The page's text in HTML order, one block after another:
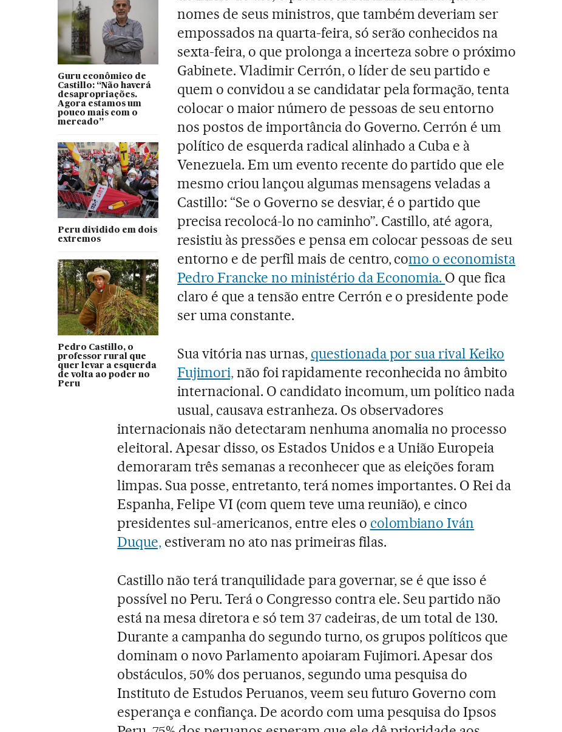
Guru econômico de
Castillo: “Não haverá
desapropriações.
Agora estamos um
pouco mais com o
mercado”
Peru dividido em dois
extremos
Pedro Castillo, o
professor rural que
quer levar a esquerda
de volta ao poder no
Peru
nomes de seus ministros, que também deveriam ser
empossados na quarta-feira, só serão conhecidos na
sexta-feira, o que prolonga a incerteza sobre o próximo
Gabinete. Vladimir Cerrón, o líder de seu partido e
quem o convidou a se candidatar pela formação, tenta
colocar o maior número de pessoas de seu entorno
nos postos de importância do Governo. Cerrón é um
político de esquerda radical alinhado a Cuba e à
Venezuela. Em um evento recente do partido que ele
mesmo criou lançou algumas mensagens veladas a
Castillo: “Se o Governo se desviar, é o partido que
precisa recolocá-lo no caminho”. Castillo, até agora,
resistiu às pressões e pensa em colocar pessoas de seu
entorno e de perfil mais de centro, como o economista
Pedro Francke no ministério da Economia. O que fica
claro é que a tensão entre Cerrón e o presidente pode
ser uma constante.
Sua vitória nas urnas, questionada por sua rival Keiko
Fujimori,não foi rapidamente reconhecida no âmbito
internacional. O candidato incomum, um político nada
usual, causava estranheza. Os observadores
internacionais não detectaram nenhuma anomalia no processo
eleitoral. Apesar disso, os Estados Unidos e a União Europeia
demoraram três semanas a reconhecer que as eleições foram
limpas. Sua posse, entretanto, terá nomes importantes. O Rei da
Espanha, Felipe VI (com quem teve uma reunião), e cinco
presidentes sul-americanos, entre eles o colombiano Iván
Duque, estiveram no ato nas primeiras filas.
Castillo não terá tranquilidade para governar, se é que isso é
possível no Peru. Terá o Congresso contra ele. Seu partido não
está na mesa diretora e só tem 37 cadeiras, de um total de 130.
Durante a campanha do segundo turno, os grupos políticos que
dominam o novo Parlamento apoiaram Fujimori. Apesar dos
obstáculos, 50% dos peruanos, segundo uma pesquisa do
Instituto de Estudos Peruanos, veem seu futuro Governo com
esperança e confiança. De acordo com uma pesquisa do Ipsos